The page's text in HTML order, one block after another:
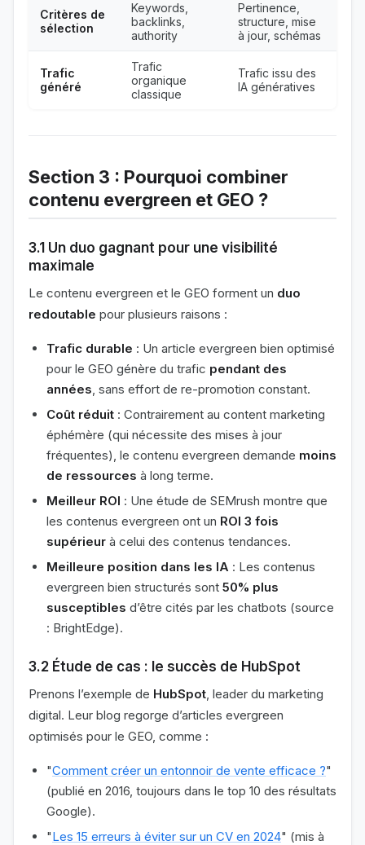
Critères de
sélection
Keywords,
backlinks,
authority
Pertinence,
structure, mise
à jour, schémas
Trafic
généré
Trafic
organique
classique
Trafic issu des
IA génératives
Section 3 : Pourquoi combiner
contenu evergreen et GEO ?
3.1 Un duo gagnant pour une visibilité
maximale
Le contenu evergreen et le GEO forment un duo
redoutable pour plusieurs raisons :
Trafic durable : Un article evergreen bien optimisé
pour le GEO génère du trafic pendant des
années, sans effort de re-promotion constant.
Coût réduit : Contrairement au content marketing
éphémère (qui nécessite des mises à jour
fréquentes), le contenu evergreen demande moins
de ressources à long terme.
Meilleur ROI : Une étude de SEMrush montre que
les contenus evergreen ont un ROI 3 fois
supérieur à celui des contenus tendances.
Meilleure position dans les IA : Les contenus
evergreen bien structurés sont 50% plus
susceptibles d’être cités par les chatbots (source
: BrightEdge).
3.2 Étude de cas : le succès de HubSpot
Prenons l’exemple de HubSpot, leader du marketing
digital. Leur blog regorge d’articles evergreen
optimisés pour le GEO, comme :
"Comment créer un entonnoir de vente efficace ?"
(publié en 2016, toujours dans le top 10 des résultats
Google).
"Les 15 erreurs à éviter sur un CV en 2024" (mis à